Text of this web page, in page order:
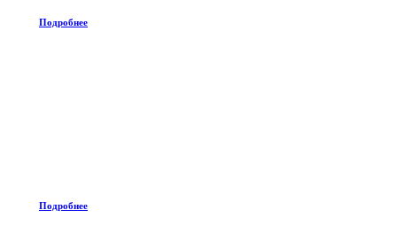
Подробнее
Подробнее